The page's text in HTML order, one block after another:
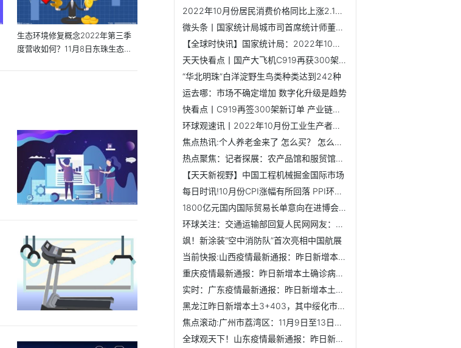
生态环境修复概念2022年第三季
度营收如何？11月8日东珠生态股
2022年10月份居民消费价格同比上涨2.1% 环比上涨0.1%
微头条丨国家统计局城市司首席统计师董莉娟解读2022年10月份C...
【全球时快讯】国家统计局：2022年10月份CPI同比涨幅回落 PP...
天天快看点丨国产大飞机C919再获300架确认订单 累计订单超1100架
“华北明珠”白洋淀野生鸟类种类达到242种
运去哪：市场不确定增加 数字化升级是趋势
快看点丨C919再签300架新订单 产业链公司值得关注丨就市论市
环球观速讯丨2022年10月份工业生产者出厂价格同比下降1.3% ...
焦点热讯:个人养老金来了 怎么买？ 怎么取？丨财经头条
热点聚焦：记者探展：农产品馆和服贸馆成热点 引众多企业首...
【天天新视野】中国工程机械掘金国际市场
每日时讯!10月份CPI涨幅有所回落 PPI环比小幅上涨
1800亿元国内国际贸易长单意向在进博会达成
环球关注：交通运输部回复人民网网友：引导出租汽车企业适度...
飒！新涂装“空中消防队”首次亮相中国航展
当前快报:山西疫情最新通报：昨日新增本土确诊69例、本土无症...
重庆疫情最新通报：昨日新增本土确诊病例157例、本土无症状感...
实时：广东疫情最新通报：昨日新增本土确诊197例、本土无症状...
黑龙江昨日新增本土3+403，其中绥化市新增1+396
焦点滚动:广州市荔湾区：11月9日至13日强化社会面疫情防控措...
全球观天下！山东疫情最新通报：昨日新增本土确诊6例、本土无...